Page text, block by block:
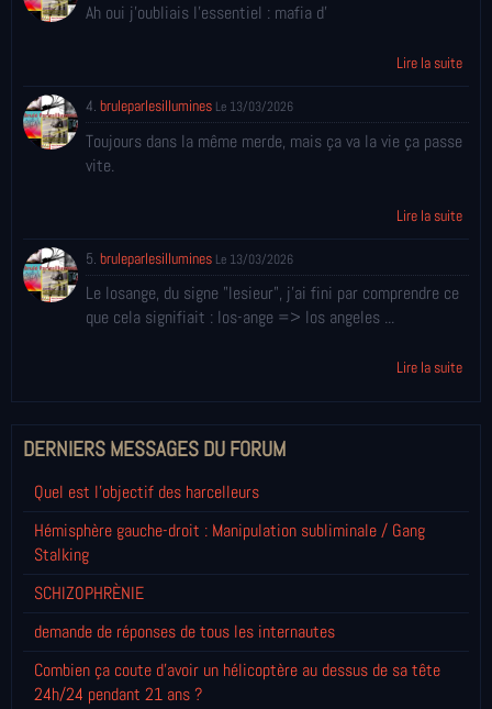
Ah oui j'oubliais l'essentiel : mafia d'
Lire la suite
4. bruleparlesillumines Le 13/03/2026
Toujours dans la même merde, mais ça va la vie ça passe
vite.
Lire la suite
5. bruleparlesillumines Le 13/03/2026
Le losange, du signe "lesieur", j'ai fini par comprendre ce
que cela signifiait : los-ange => los angeles ...
Lire la suite
DERNIERS MESSAGES DU FORUM
Quel est l'objectif des harcelleurs
Hémisphère gauche-droit : Manipulation subliminale / Gang
Stalking
SCHIZOPHRÈNIE
demande de réponses de tous les internautes
Combien ça coute d'avoir un hélicoptère au dessus de sa tête
24h/24 pendant 21 ans ?